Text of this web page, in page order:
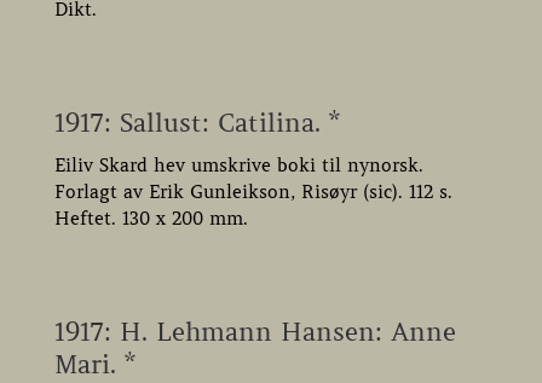
Dikt.
1917: Sallust: Catilina. *
Eiliv Skard hev umskrive boki til nynorsk.
Forlagt av Erik Gunleikson, Risøyr (sic). 112 s.
Heftet. 130 x 200 mm.
1917: H. Lehmann Hansen: Anne
Mari. *